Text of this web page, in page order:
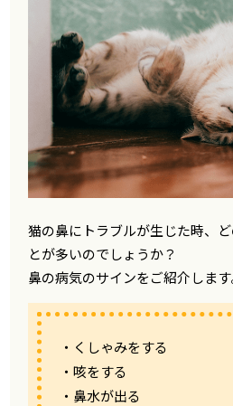
猫の鼻にトラブルが生じた時、
とが多いのでしょうか？
鼻の病気のサインをご紹介します
・くしゃみをする
・咳をする
・鼻水が出る